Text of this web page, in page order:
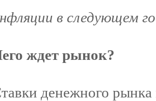
в следующем
ждет рынок?
денежного